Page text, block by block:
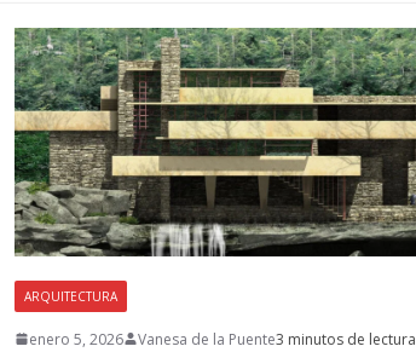
ARQUITECTURA
enero 5, 2026 Vanesa de la Puente3 minutos de lectura